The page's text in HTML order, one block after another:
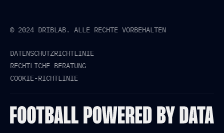
© 2024 DRIBLAB. ALLE RECHTE VORBEHALTEN
DATENSCHUTZRICHTLINIE
RECHTLICHE BERATUNG
COOKIE-RICHTLINIE